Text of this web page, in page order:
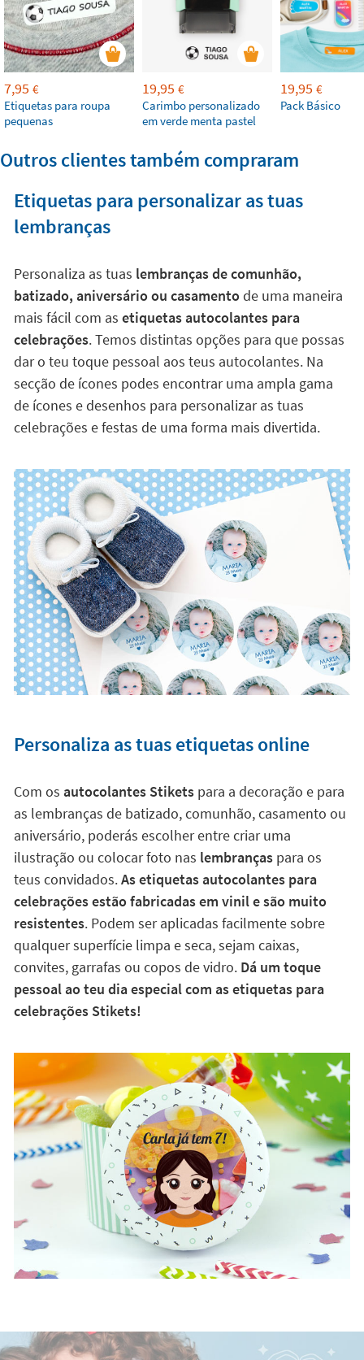
7,95 €
Etiquetas para roupa
pequenas
19,95 €
Carimbo personalizado
em verde menta pastel
19,95 €
Pack Básico
Outros clientes também compraram
Etiquetas para personalizar as tuas
lembranças
Personaliza as tuas lembranças de comunhão,
batizado, aniversário ou casamentode uma maneira
mais fácil com as etiquetas autocolantes para
celebrações. Temos distintas opções para que possas
dar o teu toque pessoal aos teus autocolantes. Na
secção de ícones podes encontrar uma ampla gama
de ícones e desenhos para personalizar as tuas
celebrações e festas de uma forma mais divertida.
Personaliza as tuas etiquetas online
Com os autocolantes Stiketspara a decoração e para
as lembranças de batizado, comunhão, casamento ou
aniversário, poderás escolher entre criar uma
ilustração ou colocar foto nas lembrançaspara os
teus convidados.As etiquetas autocolantes para
celebrações estão fabricadas em vinil e são muito
resistentes. Podem ser aplicadas facilmente sobre
qualquer superfície limpa e seca, sejam caixas,
convites, garrafas ou copos de vidro. Dá um toque
pessoal ao teu dia especial com as etiquetas para
celebrações Stikets!